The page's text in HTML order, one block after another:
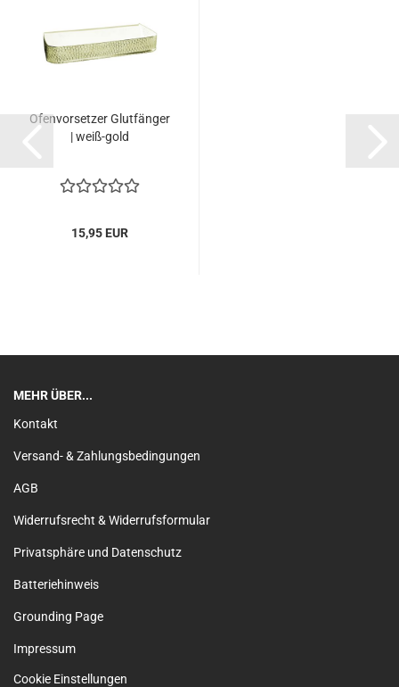
Ofenvorsetzer Glutfänger
| weiß-gold
15,95 EUR
MEHR ÜBER...
Kontakt
Versand- & Zahlungsbedingungen
AGB
Widerrufsrecht & Widerrufsformular
Privatsphäre und Datenschutz
Batteriehinweis
Grounding Page
Impressum
Cookie Einstellungen